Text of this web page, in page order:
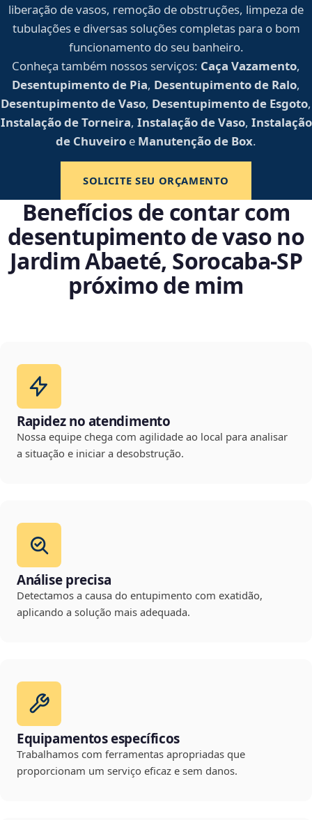
liberação de vasos, remoção de obstruções, limpeza de
tubulações e diversas soluções completas para o bom
funcionamento do seu banheiro.
Conheça também nossos serviços: Caça Vazamento,
Desentupimento de Pia, Desentupimento de Ralo,
Desentupimento de Vaso, Desentupimento de Esgoto,
Instalação de Torneira, Instalação de Vaso, Instalação
de Chuveiro e Manutenção de Box.
SOLICITE SEU ORÇAMENTO
Benefícios de contar com
desentupimento de vaso no
Jardim Abaeté, Sorocaba‑SP
próximo de mim
Rapidez no atendimento
Nossa equipe chega com agilidade ao local para analisar
a situação e iniciar a desobstrução.
Análise precisa
Detectamos a causa do entupimento com exatidão,
aplicando a solução mais adequada.
Equipamentos específicos
Trabalhamos com ferramentas apropriadas que
proporcionam um serviço eficaz e sem danos.